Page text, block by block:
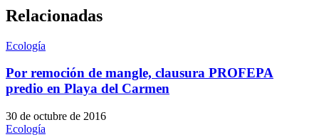
Relacionadas
Ecología
Por remoción de mangle, clausura PROFEPA
predio en Playa del Carmen
30 de octubre de 2016
Ecología